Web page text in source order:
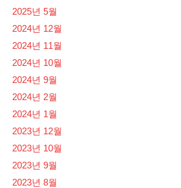
2025년 5월
2024년 12월
2024년 11월
2024년 10월
2024년 9월
2024년 2월
2024년 1월
2023년 12월
2023년 10월
2023년 9월
2023년 8월